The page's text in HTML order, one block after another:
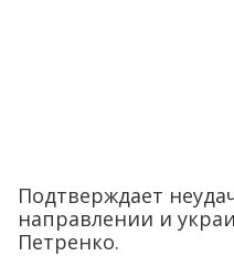
Подтверждает
направлении и
Петренко.